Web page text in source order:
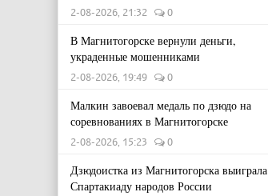
2-08-2026, 21:32 0
В Магнитогорске вернули деньги,
украденные мошенниками
2-08-2026, 19:49 0
Малкин завоевал медаль по дзюдо на
соревнованиях в Магнитогорске
2-08-2026, 15:23 0
Дзюдоистка из Магнитогорска выиграла
Спартакиаду народов России